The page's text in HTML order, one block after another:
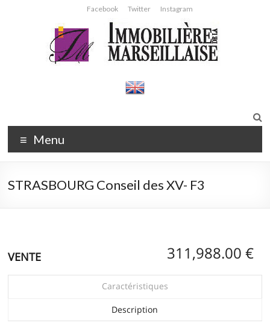
Facebook Twitter Instagram
Marseillaise
Menu
STRASBOURG Conseil des XV- F3
VENTE 311,988.00 €
Caractéristiques
Description